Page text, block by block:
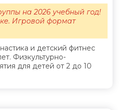
и детский фитнес
Физкультурно-
для детей от 2 до 10
на 2026 учебный год!
Игровой формат